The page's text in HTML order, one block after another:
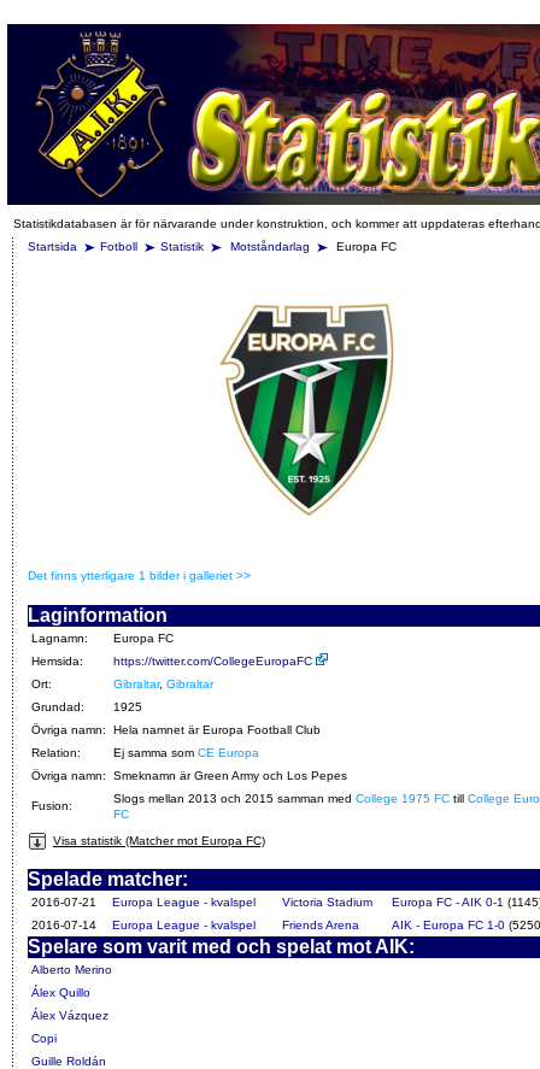
Statistikdatabasen är för närvarande under konstruktion, och kommer att uppdateras
Startsida
Fotboll Statistik Motståndarlag Europa FC
Det finns ytterligare 1 bilder i galleriet >>
Laginformation
Lagnamn:
Europa FC
Hemsida:
https://twitter.com/CollegeEuropaFC
Ort:
Gibraltar, Gibraltar
Grundad:
1925
Övriga namn:
Hela namnet är Europa Football Club
Relation:
Ej samma som CE Europa
Övriga namn:
Smeknamn är Green Army och Los Pepes
Fusion:
Slogs mellan 2013 och 2015 samman med College 1975 FC till College
FC
Visa statistik (Matcher mot Europa FC)
Spelade matcher:
2016-07-21 Europa League - kvalspel Victoria Stadium Europa FC - AIK 0-1
2016-07-14
Europa League - kvalspel Friends Arena AIK - Europa FC 1-0
Spelare som varit med och spelat mot AIK:
Alberto Merino
Álex Quillo
Álex Vázquez
Copi
Guille Roldán